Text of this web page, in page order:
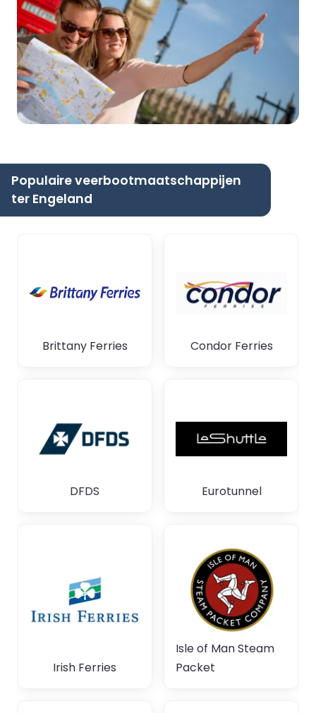
Populaire veerbootmaatschappijen
ter Engeland
Brittany Ferries Condor Ferries
DFDS Eurotunnel
Irish Ferries
Isle of Man Steam
Packet